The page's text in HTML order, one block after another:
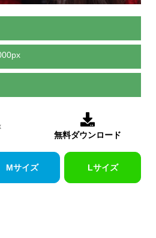

無料ダウンロード
Mサイズ Lサイズ